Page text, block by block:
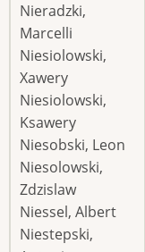
Nieradzki,
Marcelli
Niesiolowski,
Xawery
Niesiolowski,
Ksawery
Niesobski, Leon
Niesolowski,
Zdzislaw
Niessel, Albert
Niestepski,